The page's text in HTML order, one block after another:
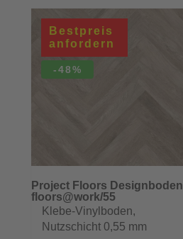
Bestpreis
anfordern
-48%
Project Floors Designboden
floors@work/55
Klebe-Vinylboden,
Nutzschicht 0,55 mm